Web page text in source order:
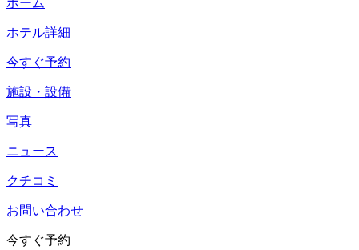
ホーム
ホテル詳細
今すぐ予約
施設・設備
写真
ニュース
クチコミ
お問い合わせ
今すぐ予約